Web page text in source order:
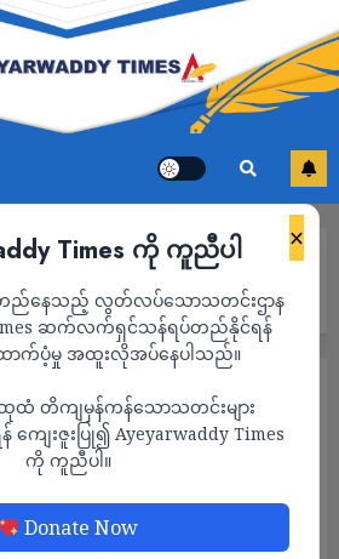
×
Times ကို ကူညီပါ
ည်နေသည့် လွတ်လပ်သောသတင်းဌာန
ဆက်လက်ရှင်သန်ရပ်တည်နိုင်ရန်
က်ပံ့မှု အထူးလိုအပ်နေပါသည်။
ထံ တိကျမှန်ကန်သောသတင်းများ
ေးဇူးပြု၍ Ayeyarwaddy Times
ကို ကူညီပါ။
Donate Now
ယစ်ရမ်းကားမှုများ ဖြစ်ပွားနေ
က်တွင်လိုင်းကြေးယူဖွင့်ခွင့်
စင်မဲ့အရက်ဆိုင်များကြောင့်
ား ဖြစ်ပွားနေ
22, 2024